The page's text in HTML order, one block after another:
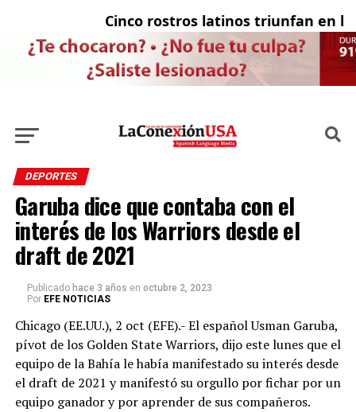
Cinco rostros latinos triunfan en la
DEPORTES
Garuba dice que contaba con el
interés de los Warriors desde el
draft de 2021
Publicado hace 3 años en octubre 2, 2023
Por EFE NOTICIAS
Chicago (EE.UU.), 2 oct (EFE).- El español Usman Garuba,
pívot de los Golden State Warriors, dijo este lunes que el
equipo de la Bahía le había manifestado su interés desde
el draft de 2021 y manifestó su orgullo por fichar por un
equipo ganador y por aprender de sus compañeros.